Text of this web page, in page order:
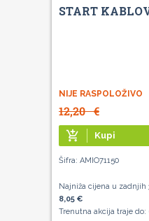
START
NIJE RASPOLOŽIVO
12,20€
add_shopping_cart Kupi
Šifra: AMIO71150
Najniža cijena u zadnjih
8,05 €
Trenutna akcija traje do: